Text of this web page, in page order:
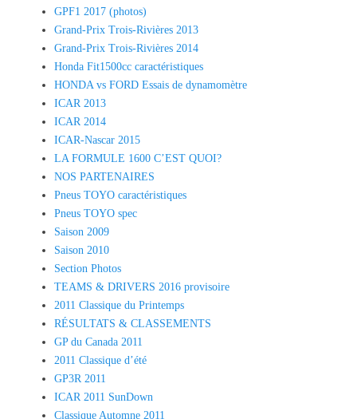
GPF1 2017 (photos)
Grand-Prix Trois-Rivières 2013
Grand-Prix Trois-Rivières 2014
Honda Fit1500cc caractéristiques
HONDA vs FORD Essais de dynamomètre
ICAR 2013
ICAR 2014
ICAR-Nascar 2015
LA FORMULE 1600 C’EST QUOI?
NOS PARTENAIRES
Pneus TOYO caractéristiques
Pneus TOYO spec
Saison 2009
Saison 2010
Section Photos
TEAMS & DRIVERS 2016 provisoire
2011 Classique du Printemps
RÉSULTATS & CLASSEMENTS
GP du Canada 2011
2011 Classique d’été
GP3R 2011
ICAR 2011 SunDown
Classique Automne 2011